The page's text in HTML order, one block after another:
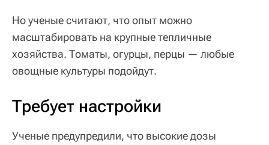
Но ученые считают, что опыт можно
масштабировать на крупные тепличные
хозяйства. Томаты, огурцы, перцы — любые
овощные культуры подойдут.
Требует настройки
Ученые предупредили, что высокие дозы